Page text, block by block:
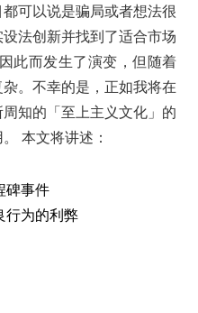
可以说是骗局或者想法很
法创新并找到了适合市场
此而发生了演变，但随着
。不幸的是，正如我将在
知的「至上主义文化」的
本文将讲述：
碑事件
行为的利弊